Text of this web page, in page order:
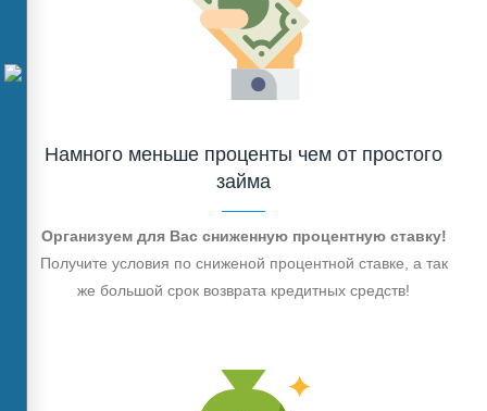
Намного меньше проценты чем от простого
займа
Организуем для Вас сниженную процентную ставку!
Получите условия по сниженой процентной ставке, а так
же большой срок возврата кредитных средств!